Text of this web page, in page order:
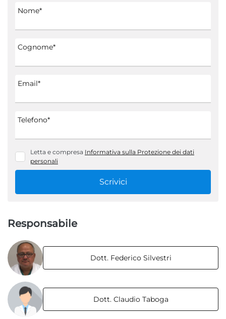
Nome*
Cognome*
Email*
Telefono*
Letta e compresa Informativa sulla Protezione dei dati
personali
Scrivici
Responsabile
Dott. Federico Silvestri
Dott. Claudio Taboga